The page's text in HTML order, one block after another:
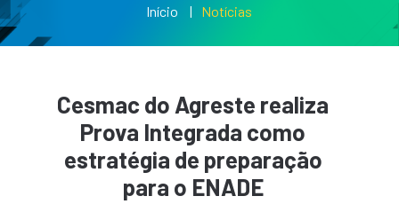
Início Notícias
Cesmac do Agreste realiza
Prova Integrada como
estratégia de preparação
para o ENADE